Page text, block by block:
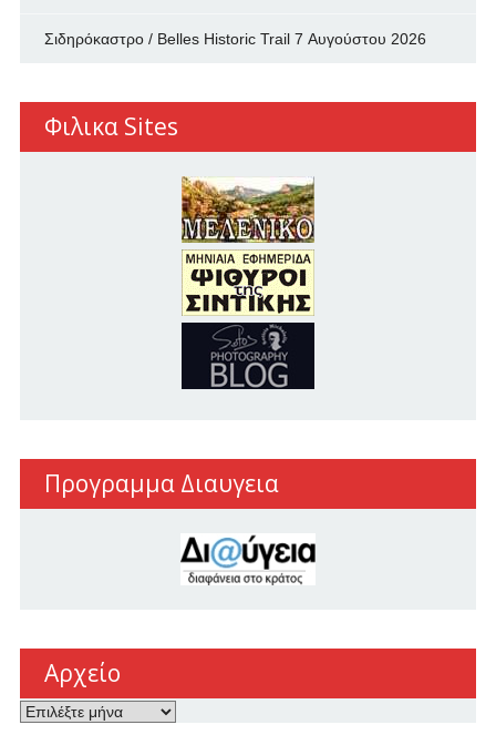
Σιδηρόκαστρο / Belles Historic Trail 7 Αυγούστου 2026
Φιλικα Sites
Προγραμμα Διαυγεια
Αρχείο
Αρχείο